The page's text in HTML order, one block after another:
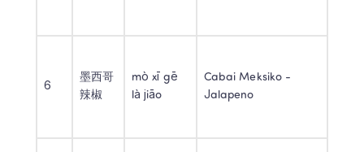
6
墨西哥
辣椒
mò xī gē
là jiāo
Cabai Meksiko -
Jalapeno